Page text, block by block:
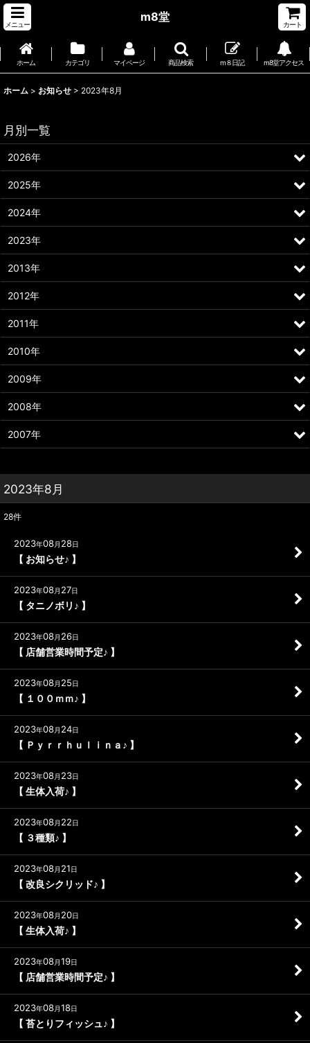
メニュー
m8堂
カート
ホーム カテゴリ マイページ 商品検索 m８日記 m8堂アクセス
ホーム > お知らせ > 2023年8月
2023年8月
28件
2023年08月 28日
【 お知らせ♪ 】
2023年08月 27日
【 タニノボリ♪ 】
2023年08月 26日
【 店舗営業時間予定♪ 】
2023年08月 25日
【 １００ｍｍ♪ 】
2023年08月 24日
【 Ｐｙｒｒｈｕｌｉｎａ♪ 】
2023年08月 23日
【 生体入荷♪ 】
2023年08月 22日
【 ３種類♪ 】
2023年08月 21日
【 改良シクリッド♪ 】
2023年08月 20日
【 生体入荷♪ 】
2023年08月19日
【 店舗営業時間予定♪ 】
2023年08月18日
【 苔とりフィッシュ♪ 】
月別一覧
2026年
2025年
2024年
2023年
2013年
2012年
2011年
2010年
2009年
2008年
2007年